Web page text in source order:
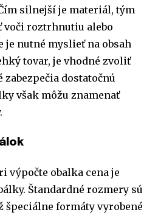
silnejší je materiál, tým
voči roztrhnutiu alebo
je nutné myslieť na obsah
tovar, je vhodné zvoliť
dostatočnú
však môžu znamenať
výpočte obalka cena je
Štandardné rozmery sú
špeciálne formáty vyrobené